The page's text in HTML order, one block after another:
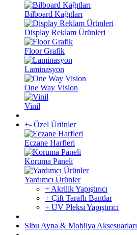
Bilboard Kağıtları
Display Reklam Ürünleri
Floor Grafik
Laminasyon
One Way Vision
Vinil
+- Özel Ürünler
Eczane Harfleri
Koruma Paneli
Yardımcı Ürünler
+ Akrilik Yapıştırıcı
+ Çift Taraflı Bantlar
+ UV Pleksi Yapıştırıcı
Sibu Ayna & Mobilya Aksesuarları